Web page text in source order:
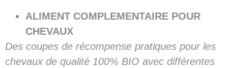
ALIMENT COMPLEMENTAIRE POUR
CHEVAUX
Des coupes de récompense pratiques pour les
chevaux de qualité 100% BIO avec différentes